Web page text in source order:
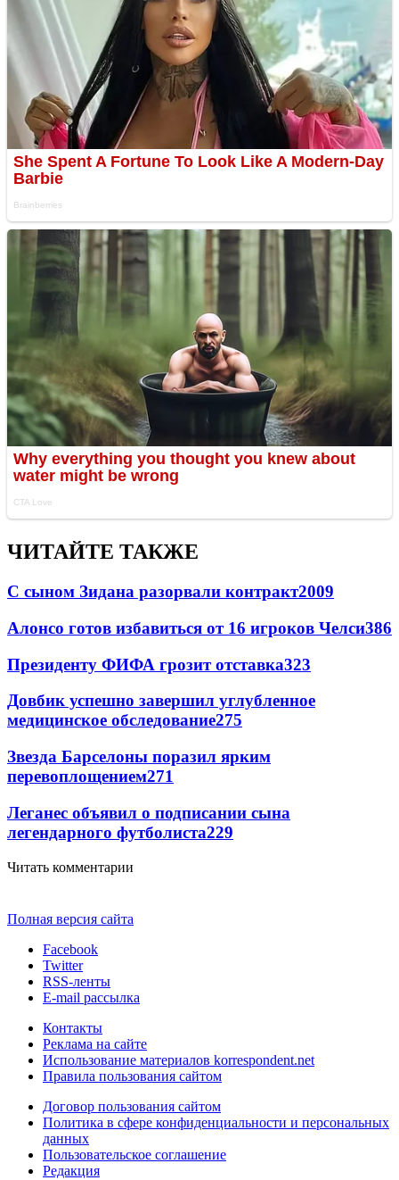
ЧИТАЙТЕ ТАКЖЕ
С сыном Зидана разорвали контракт2009
Алонсо готов избавиться от 16 игроков Челси386
Президенту ФИФА грозит отставка323
Довбик успешно завершил углубленное
медицинское обследование275
Звезда Барселоны поразил ярким
перевоплощением271
Леганес объявил о подписании сына
легендарного футболиста229
Читать комментарии
Полная версия сайта
Facebook
Twitter
RSS-ленты
E-mail рассылка
Контакты
Реклама на сайте
Использование материалов korrespondent.net
Правила пользования сайтом
Договор пользования сайтом
Политика в сфере конфиденциальности и персональных
данных
Пользовательское соглашение
Редакция